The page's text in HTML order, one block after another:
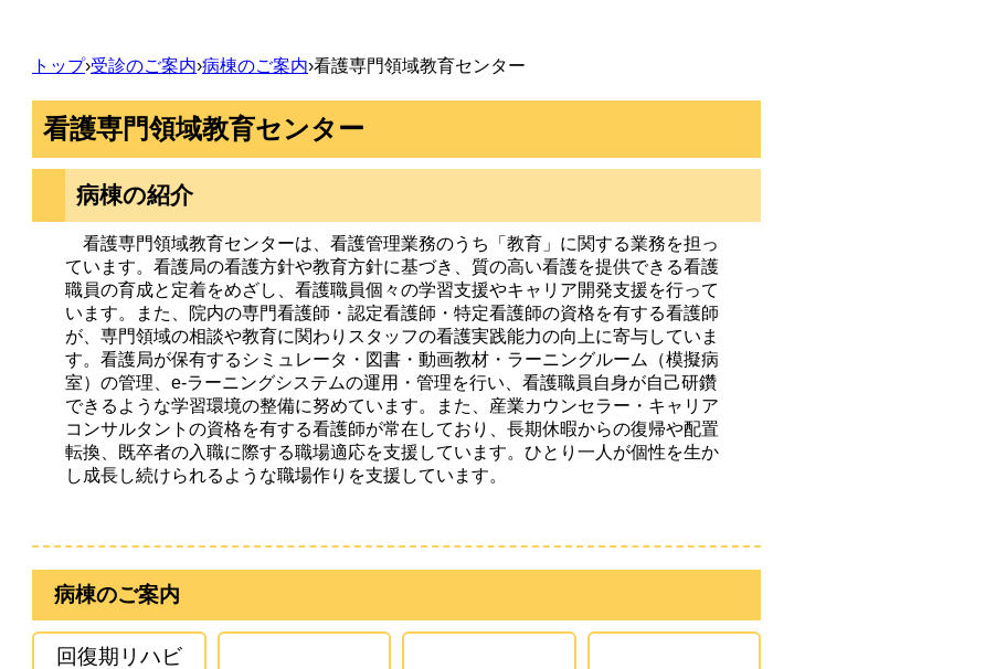
トップ›受診のご案内›病棟のご案内›看護専門領域教育センター
看護専門領域教育センター
病棟の紹介
看護専門領域教育センターは、看護管理業務のうち「教育」に関する業務を担っ
ています。看護局の看護方針や教育方針に基づき、質の高い看護を提供できる看護
職員の育成と定着をめざし、看護職員個々の学習支援やキャリア開発支援を行って
います。また、院内の専門看護師・認定看護師・特定看護師の資格を有する看護師
が、専門領域の相談や教育に関わりスタッフの看護実践能力の向上に寄与していま
す。看護局が保有するシミュレータ・図書・動画教材・ラーニングルーム（模擬病
室）の管理、e-ラーニングシステムの運用・管理を行い、看護職員自身が自己研鑽
できるような学習環境の整備に努めています。また、産業カウンセラー・キャリア
コンサルタントの資格を有する看護師が常在しており、長期休暇からの復帰や配置
転換、既卒者の入職に際する職場適応を支援しています。ひとり一人が個性を生か
し成長し続けられるような職場作りを支援しています。
病棟のご案内
回復期リハビ